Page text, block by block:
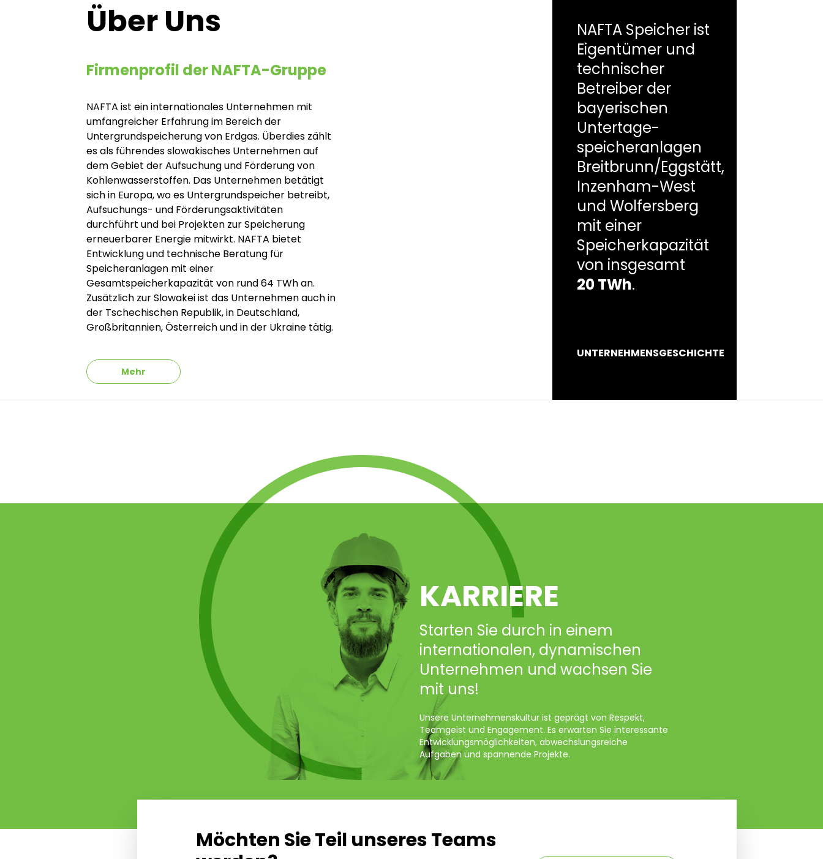
Über Uns
Firmenprofil der NAFTA-Gruppe
NAFTA ist ein internationales Unternehmen mit
umfangreicher Erfahrung im Bereich der
Untergrundspeicherung von Erdgas. Überdies zählt
es als führendes slowakisches Unternehmen auf
dem Gebiet der Aufsuchung und Förderung von
Kohlenwasserstoffen. Das Unternehmen betätigt
sich in Europa, wo es Untergrundspeicher betreibt,
Aufsuchungs- und Förderungsaktivitäten
durchführt und bei Projekten zur Speicherung
erneuerbarer Energie mitwirkt. NAFTA bietet
Entwicklung und technische Beratung für
Speicheranlagen mit einer
Gesamtspeicherkapazität von rund 64 TWh an.
Zusätzlich zur Slowakei ist das Unternehmen auch in
der Tschechischen Republik, in Deutschland,
Großbritannien, Österreich und in der Ukraine tätig.
Mehr
NAFTA Speicher ist
Eigentümer und
technischer
Betreiber der
bayerischen
Untertage-
speicheranlagen
Breitbrunn/Eggstätt,
Inzenham-West
und Wolfersberg
mit einer
Speicherkapazität
von insgesamt
20 TWh.
UNTERNEHMENSGESCHICHTE
KARRIERE
Starten Sie durch in einem
internationalen, dynamischen
Unternehmen und wachsen Sie
mit uns!
Unsere Unternehmenskultur ist geprägt von Respekt,
Teamgeist und Engagement. Es erwarten Sie interessante
Entwicklungsmöglichkeiten, abwechslungsreiche
Aufgaben und spannende Projekte.
Möchten Sie Teil unseres Teams